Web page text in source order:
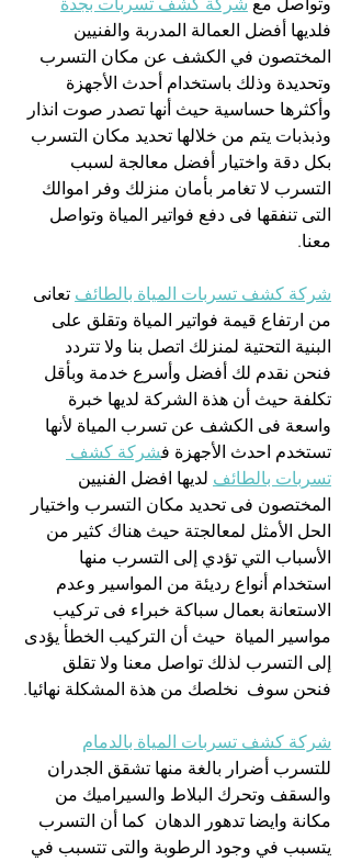
فلديها أفضل العمالة المدربة والفنيين
المختصون في الكشف عن مكان التسرب
وتحديدة وذلك باستخدام أحدث الأجهزة
وأكثرها حساسية حيث أنها تصدر صوت انذار
وذبذبات يتم من خلالها تحديد مكان التسرب
بكل دقة واختيار أفضل معالجة لسبب
التسرب لا تغامر بأمان منزلك وفر اموالك
التى تنفقها فى دفع فواتير المياة وتواصل
معنا.
شركة كشف تسربات المياة بالطائف تعانى
من ارتفاع قيمة فواتير المياة وتقلق على
البنية التحتية لمنزلك اتصل بنا ولا تتردد
فنحن نقدم لك أفضل وأسرع خدمة وبأقل
تكلفة حيث أن هذة الشركة لديها خبرة
واسعة فى الكشف عن تسرب المياة لأنها
تستخدم احدث الأجهزة فشركة كشف
تسربات بالطائف لديها افضل الفنيين
المختصون فى تحديد مكان التسرب واختيار
الحل الأمثل لمعالجتة حيث هناك كثير من
الأسباب التي تؤدي إلى التسرب منها
استخدام أنواع رديئة من المواسير وعدم
الاستعانة بعمال سباكة خبراء فى تركيب
مواسير المياة  حيث أن التركيب الخطأ يؤدى
إلى التسرب لذلك تواصل معنا ولا تقلق
فنحن سوف  نخلصك من هذة المشكلة نهائيا.
شركة كشف تسربات المياة بالدمام
للتسرب أضرار بالغة منها تشقق الجدران
والسقف وتحرك البلاط والسيراميك من
مكانة وايضا تدهور الدهان  كما أن التسرب
يتسبب في وجود الرطوبة والتى تتسبب في